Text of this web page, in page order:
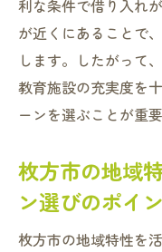
方
地域イベン
報収集
枚方市での
枚方市での安
ップ
契約前に確
利な条件で借り入れ
が近くにあることで
します。したがって
教育施設の充実度を
ーンを選ぶことが重要
枚方市の地域
ン選びのポイ
枚方市の地域特性を